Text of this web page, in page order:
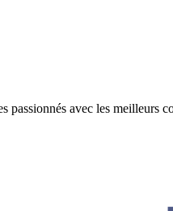
avec les meilleurs